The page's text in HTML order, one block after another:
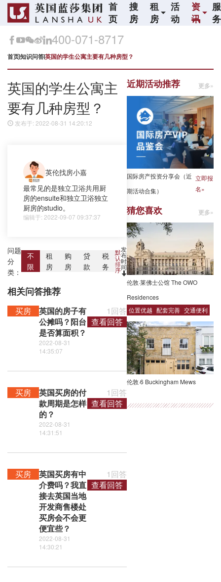
首
页
搜
房
租
房
活
动
资
讯
服
务
400-071-8717
首页知识问答英国的学生公寓主要有几种房型？
英国的学生公寓主
要有几种房型？
发布于: 2022-08-31 14:20:12
英伦找房小嘉
最常见的是独立卫浴共用厨
房的ensuite和独立卫浴独立
厨房的studio。
编辑于: 2022-09-07 09:37:37
问题
分
类：
不
限
租
房
购
房
贷
款
税
务
默
认
排
序
发
布
时
间
相关问答推荐
买房
英国的房子有
公摊吗？阳台
是否算面积？
2022-08-31
14:35:07
1回答
查看回答
买房
英国买房的付
款周期是怎样
的？
2022-08-31
14:31:51
1回答
查看回答
买房
英国买房有中
介费吗？我直
接去英国当地
开发商售楼处
买房会不会更
便宜些？
2022-08-31
14:30:21
1回答
查看回答
近期活动推荐 更多»
国际房产投资分享会（近
期活动合集）
立即报
名»
猜您喜欢 更多»
伦敦·莱佛士公馆 The OWO
Residences
位置优越 配套完善 交通便利
伦敦·6 Buckingham Mews